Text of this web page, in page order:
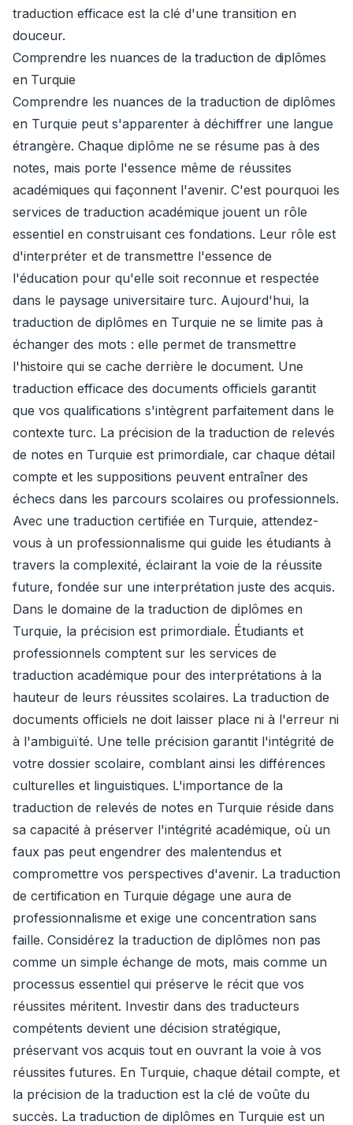
traduction efficace est la clé d'une transition en
douceur.
Comprendre les nuances de la traduction de diplômes
en Turquie
Comprendre les nuances de la traduction de diplômes
en Turquie peut s'apparenter à déchiffrer une langue
étrangère. Chaque diplôme ne se résume pas à des
notes, mais porte l'essence même de réussites
académiques qui façonnent l'avenir. C'est pourquoi les
services de traduction académique jouent un rôle
essentiel en construisant ces fondations. Leur rôle est
d'interpréter et de transmettre l'essence de
l'éducation pour qu'elle soit reconnue et respectée
dans le paysage universitaire turc. Aujourd'hui, la
traduction de diplômes en Turquie ne se limite pas à
échanger des mots : elle permet de transmettre
l'histoire qui se cache derrière le document. Une
traduction efficace des documents officiels garantit
que vos qualifications s'intègrent parfaitement dans le
contexte turc. La précision de la traduction de relevés
de notes en Turquie est primordiale, car chaque détail
compte et les suppositions peuvent entraîner des
échecs dans les parcours scolaires ou professionnels.
Avec une traduction certifiée en Turquie, attendez-
vous à un professionnalisme qui guide les étudiants à
travers la complexité, éclairant la voie de la réussite
future, fondée sur une interprétation juste des acquis.
Dans le domaine de la traduction de diplômes en
Turquie, la précision est primordiale. Étudiants et
professionnels comptent sur les services de
traduction académique pour des interprétations à la
hauteur de leurs réussites scolaires. La traduction de
documents officiels ne doit laisser place ni à l'erreur ni
à l'ambiguïté. Une telle précision garantit l'intégrité de
votre dossier scolaire, comblant ainsi les différences
culturelles et linguistiques. L'importance de la
traduction de relevés de notes en Turquie réside dans
sa capacité à préserver l'intégrité académique, où un
faux pas peut engendrer des malentendus et
compromettre vos perspectives d'avenir. La traduction
de certification en Turquie dégage une aura de
professionnalisme et exige une concentration sans
faille. Considérez la traduction de diplômes non pas
comme un simple échange de mots, mais comme un
processus essentiel qui préserve le récit que vos
réussites méritent. Investir dans des traducteurs
compétents devient une décision stratégique,
préservant vos acquis tout en ouvrant la voie à vos
réussites futures. En Turquie, chaque détail compte, et
la précision de la traduction est la clé de voûte du
succès. La traduction de diplômes en Turquie est un